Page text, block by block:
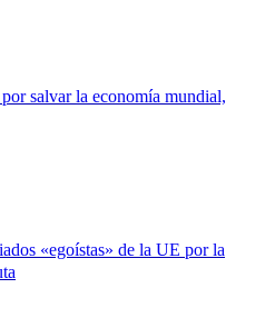
salvar la economía mundial,
«egoístas» de la UE por la